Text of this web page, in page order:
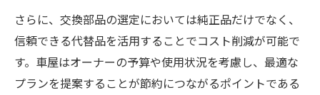
さらに、交換部品の選定においては純正品だけでなく、
信頼できる代替品を活用することでコスト削減が可能で
す。車屋はオーナーの予算や使用状況を考慮し、最適な
プランを提案することが節約につながるポイントである